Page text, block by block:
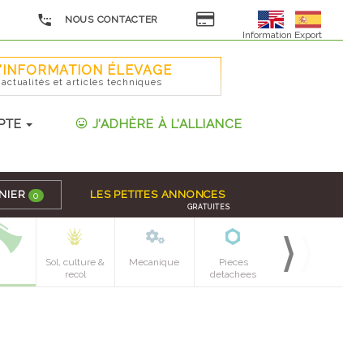
NOUS CONTACTER
Information Export
ÉLEVAGE
actualités et articles techniques
J'ADHÈRE À L'ALLIANCE
0 LES PETITES ANNONCES
GRATUITES
Sol, culture &
recol
Mecanique
Pieces
detachees